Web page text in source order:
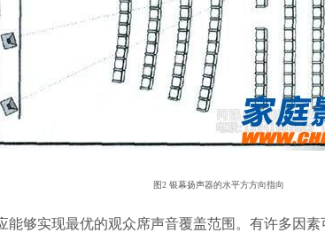
图2 银幕扬声器的水平方方向指向
够实现最优的观众席声音覆盖范围。有许多因素